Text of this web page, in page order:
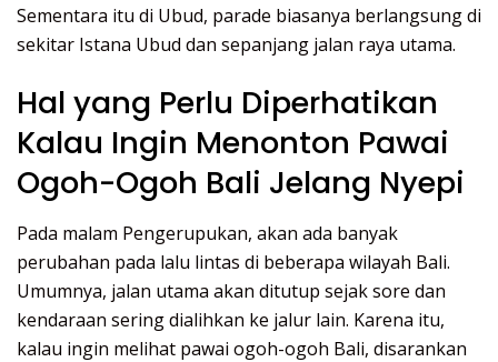
Sementara itu di Ubud, parade biasanya berlangsung di
sekitar Istana Ubud dan sepanjang jalan raya utama.
Hal yang Perlu Diperhatikan
Kalau Ingin Menonton Pawai
Ogoh-Ogoh Bali Jelang Nyepi
Pada malam Pengerupukan, akan ada banyak
perubahan pada lalu lintas di beberapa wilayah Bali.
Umumnya, jalan utama akan ditutup sejak sore dan
kendaraan sering dialihkan ke jalur lain. Karena itu,
kalau ingin melihat pawai ogoh-ogoh Bali, disarankan